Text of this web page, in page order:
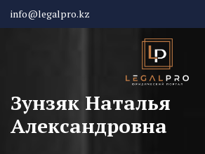
info@legalpro.kz
Зунзяк Наталья
Александровна